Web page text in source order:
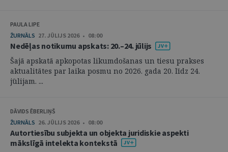
PAULA LIPE
ŽURNĀLS 27. JŪLIJS 2026 • 08:00
Nedēļas notikumu apskats: 20.–24. jūlijs
Šajā apskatā apkopotas likumdošanas un tiesu prakses
aktualitātes par laika posmu no 2026. gada 20. līdz 24.
jūlijam. ...
DĀVIDS ĒBERLIŅŠ
ŽURNĀLS 26. JŪLIJS 2026 • 08:00
Autortiesību subjekta un objekta juridiskie aspekti
mākslīgā intelekta kontekstā